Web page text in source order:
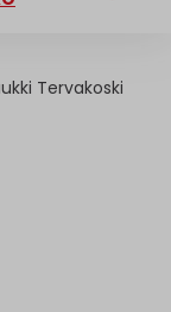
Tervakoski